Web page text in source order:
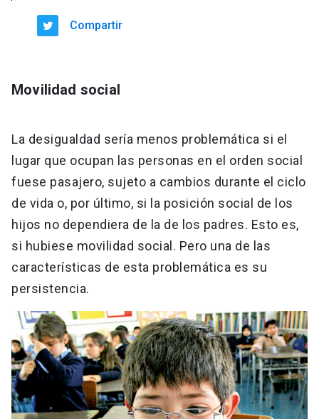
Compartir
Movilidad social
La desigualdad sería menos problemática si el
lugar que ocupan las personas en el orden social
fuese pasajero, sujeto a cambios durante el ciclo
de vida o, por último, si la posición social de los
hijos no dependiera de la de los padres. Esto es,
si hubiese movilidad social. Pero una de las
características de esta problemática es su
persistencia.